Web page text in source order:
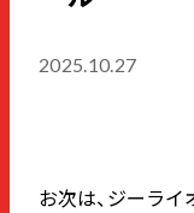
2025.10.27
お次は、ジーラ